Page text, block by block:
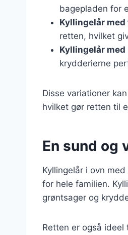
bagepladen for
Kyllingelår med
retten, hvilket
Kyllingelår med
krydderierne
Disse variationer
hvilket gør retten til
En sund og
Kyllingelår i ovn
for hele familien.
grøntsager og
Retten er også